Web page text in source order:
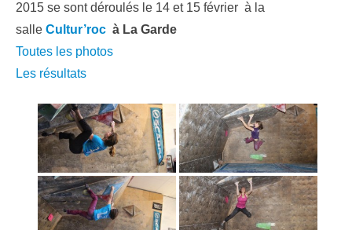
2015 se sont déroulés le 14 et 15 février à la
salle Cultur’roc à La Garde
Toutes les photos
Les résultats